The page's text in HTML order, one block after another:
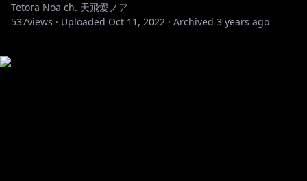
Tetora Noa ch. 天飛愛ノア
537views · Uploaded Oct 11, 2022 · Archived 3 years ago